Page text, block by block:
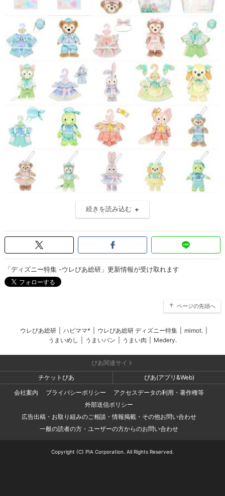
続きを読み込む
「ディズニー特集 -ウレぴあ総研」更新情報が受け取れます
ページの先頭へ
ウレぴあ総研 ハピママ* ウレぴあ総研 ディズニー特集 mimot.
うまいめし
うまいパン うまい肉 Medery.
ぴあ関連サイト
チケットぴあ
ぴあ(アプリ&Web)
会社案内
プライバシーポリシー
アクセスデータの利用・著作権等
外部送信ポリシー
広告出稿・お取り組みのご相談・情報掲載・その他お問い合わせ
一般の読者の方・ユーザーの方からのお問い合わせ
Copyright (C) PIA Corporation. All Rights Reserved.